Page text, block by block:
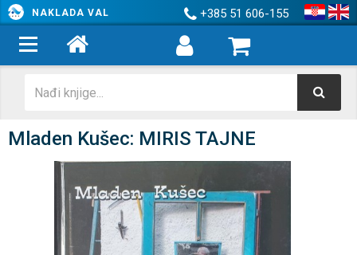
NAKLADA VAL +385 51 606-155
Mladen Kušec: MIRIS TAJNE